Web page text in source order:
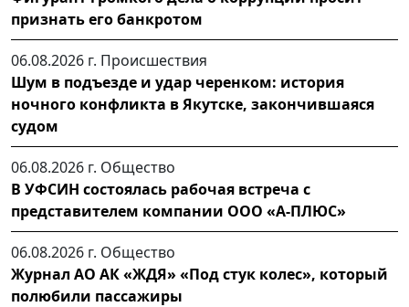
признать его банкротом
06.08.2026 г. Происшествия
Шум в подъезде и удар черенком: история
ночного конфликта в Якутске, закончившаяся
судом
06.08.2026 г. Общество
В УФСИН состоялась рабочая встреча с
представителем компании ООО «А-ПЛЮС»
06.08.2026 г. Общество
Журнал АО АК «ЖДЯ» «Под стук колес», который
полюбили пассажиры